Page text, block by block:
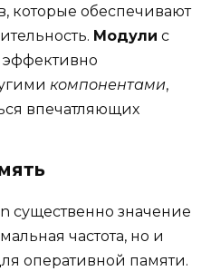
которые обеспечивают
Модули с
эффективно
компонентами,
впечатляющих
существенно значение
частота, но и
оперативной памяти.